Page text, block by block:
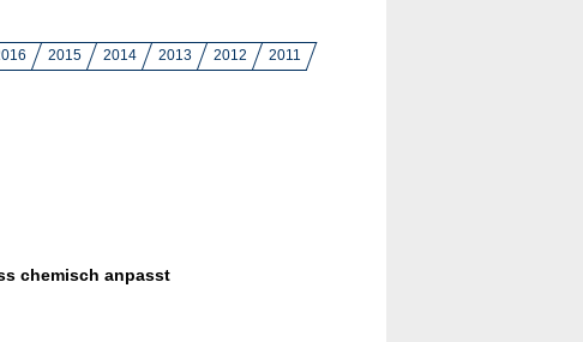
2015 2014 2013 2012
2011
chemisch anpasst